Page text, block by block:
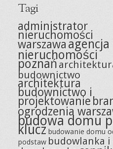
Tagi
administrator
nieruchomości
warszawaagencja
nieruchomości
poznań
budownictwo
architektura
budownictwo i
projektowanie
ogrodzenia
budowa domu
klucz budowanie domu
podstaw budowlanka i